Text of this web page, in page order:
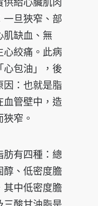
供給心臟肌肉
一旦狹窄、部
肌缺血、無
心絞痛。此病
心包油」，後
因：也就是脂
血管壁中，造
窄。
肪有四種：總
醇、低密度膽
其中低密度膽